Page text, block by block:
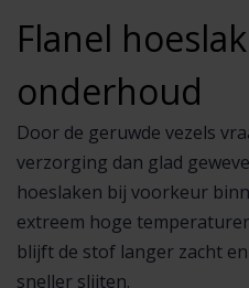
Flanel
onderhoud
Door de geruwde vezels
verzorging dan glad
hoeslaken bij voorkeur
extreem hoge
blijft de stof langer zacht
sneller slijten.